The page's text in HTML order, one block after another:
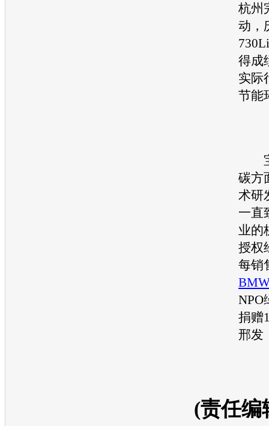
杭州
动，
7
得成
实际
节能
碳方
术研
一直
业的
授权
每销
NPO
捐
邢发
(责任编